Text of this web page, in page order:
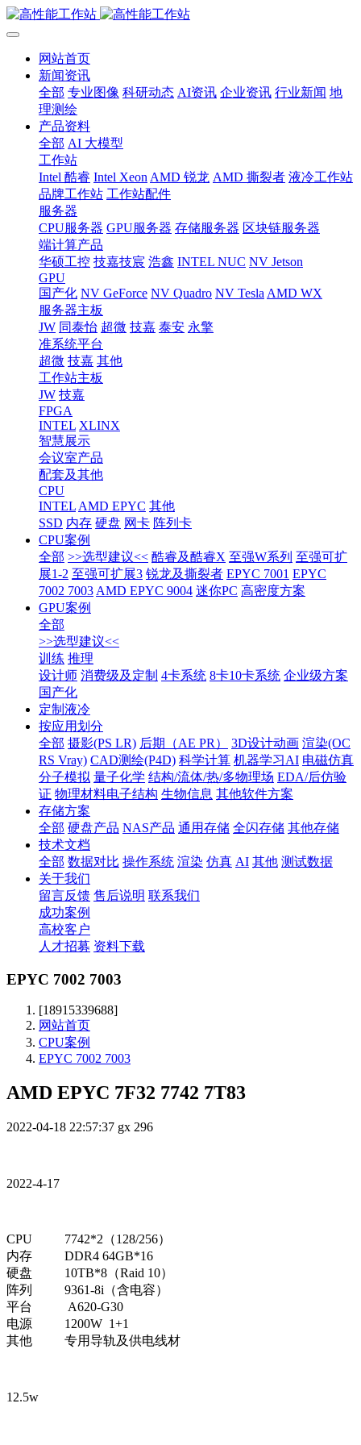
网站首页
新闻资讯
全部 专业图像 科研动态 AI资讯 企业资讯 行业新闻 地
理测绘
产品资料
全部 AI 大模型
工作站
Intel 酷睿 Intel Xeon AMD 锐龙 AMD 撕裂者 液冷工作站
品牌工作站 工作站配件
服务器
CPU服务器 GPU服务器 存储服务器 区块链服务器
端计算产品
华硕工控 技嘉技宸 浩鑫 INTEL NUC NV Jetson
GPU
国产化 NV GeForce NV Quadro NV Tesla AMD WX
服务器主板
JW 同泰怡 超微 技嘉 泰安 永擎
准系统平台
超微 技嘉 其他
工作站主板
JW 技嘉
FPGA
INTEL XLINX
智慧展示
会议室产品
配套及其他
CPU
INTEL AMD EPYC 其他
SSD 内存 硬盘 网卡 阵列卡
CPU案例
全部 >>选型建议<< 酷睿及酷睿X 至强W系列 至强可扩
展1-2 至强可扩展3 锐龙及撕裂者 EPYC 7001 EPYC
7002 7003 AMD EPYC 9004 迷你PC 高密度方案
GPU案例
全部
>>选型建议<<
训练 推理
设计师 消费级及定制 4卡系统 8卡10卡系统 企业级方案
国产化
定制液冷
按应用划分
全部 摄影(PS LR) 后期（AE PR） 3D设计动画 渲染(OC
RS Vray) CAD测绘(P4D) 科学计算 机器学习AI 电磁仿真
分子模拟 量子化学 结构/流体/热/多物理场 EDA/后仿验
证 物理材料电子结构 生物信息 其他软件方案
存储方案
全部 硬盘产品 NAS产品 通用存储 全闪存储 其他存储
技术文档
全部 数据对比 操作系统 渲染 仿真 AI 其他 测试数据
关于我们
留言反馈 售后说明 联系我们
成功案例
高校客户
人才招募 资料下载
EPYC 7002 7003
[18915339688]
网站首页
CPU案例
EPYC 7002 7003
AMD EPYC 7F32 7742 7T83
2022-04-18 22:57:37 gx 296
2022-4-17
CPU
7742*2（128/256）
内存
DDR4 64GB*16
硬盘
10TB*8（Raid 10）
阵列
9361-8i（含电容）
平台
A620-G30
电源
1200W 1+1
其他
专用导轨及供电线材
12.5w